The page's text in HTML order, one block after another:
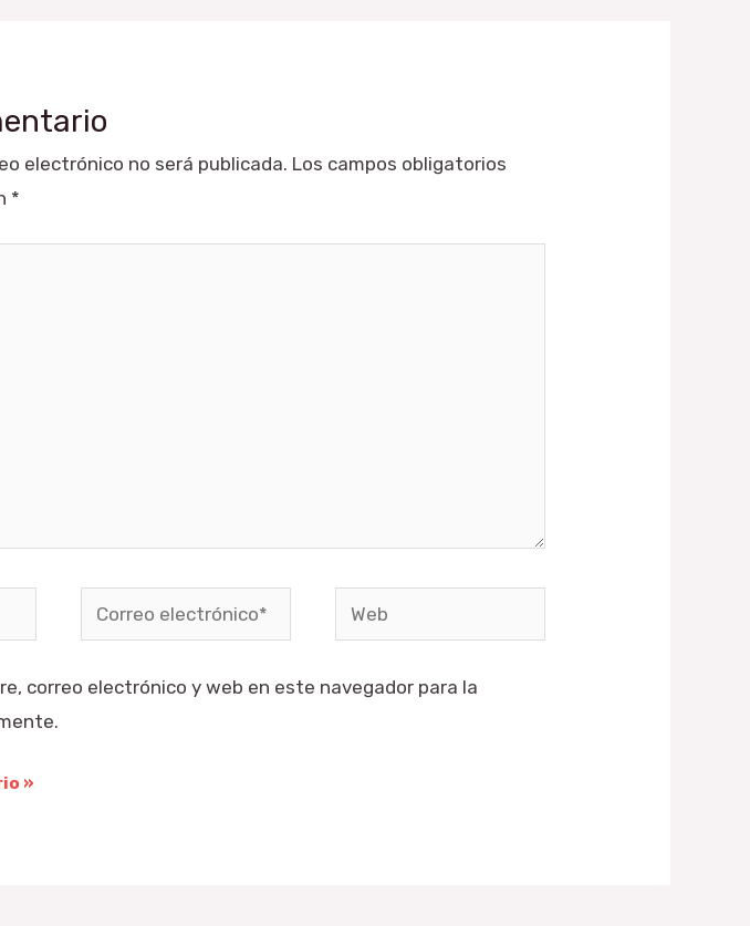
electrónico no será publicada. Los campos obligatorios
*
Correo
electrónico*
Web
correo electrónico y web en este navegador para la